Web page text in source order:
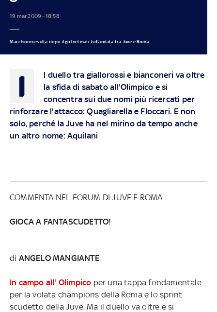
19 mar 2009 - 18:58
Marchionni esulta dopo il gol nel match d'andata tra Juve e Roma
I
l duello tra giallorossi e bianconeri va oltre
la sfida di sabato all'Olimpico e si
concentra sui due nomi più ricercati per
rinforzare l'attacco: Quagliarella e Floccari. E non
solo, perché la Juve ha nel mirino da tempo anche
un altro nome: Aquilani
COMMENTA NEL FORUM DI JUVE E ROMA
GIOCA A FANTASCUDETTO!
di ANGELO MANGIANTE
In campo all' Olimpico per una tappa fondamentale
per la volata champions della Roma e lo sprint
scudetto della Juve. Ma il duello va oltre e si